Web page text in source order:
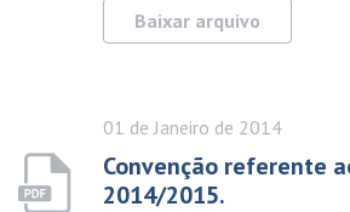
Baixar arquivo
01 deJaneiro de 2014
Convenção referente
2014/2015.